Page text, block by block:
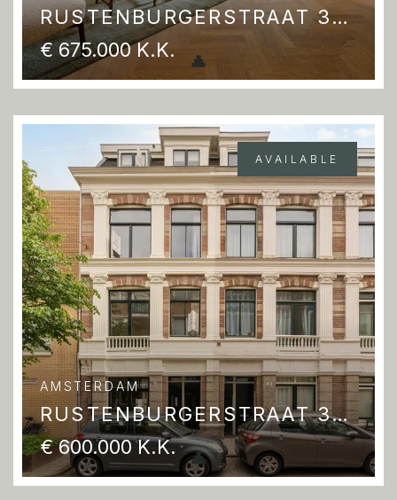
RUSTENBURGERSTRAAT 37 A
€ 675.000 K.K.
AVAILABLE
AMSTERDAM
RUSTENBURGERSTRAAT 37 C
€ 600.000 K.K.